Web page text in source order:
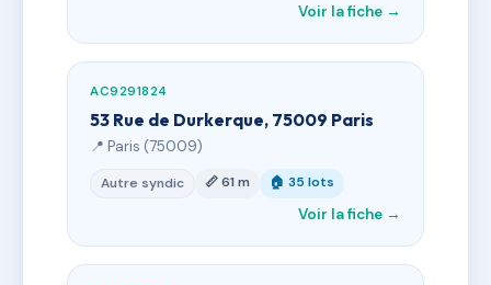
Voir la fiche →
AC9291824
53 Rue de Durkerque, 75009 Paris
📍 Paris (75009)
Autre syndic 📏 61 m 🏠 35 lots
Voir la fiche →